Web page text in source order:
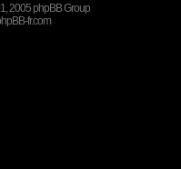
2005 phpBB Group
fr.com